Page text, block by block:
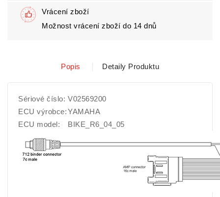
Vrácení zboží
Možnost vrácení zboží do 14 dnů
Popis Detaily Produktu
Sériové číslo: V02569200
ECU výrobce:YAMAHA
ECU model:
BIKE_R6_04_05